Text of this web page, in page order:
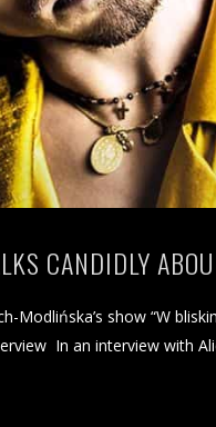
CANDIDLY
Modlińska’s show “W
In an interview with